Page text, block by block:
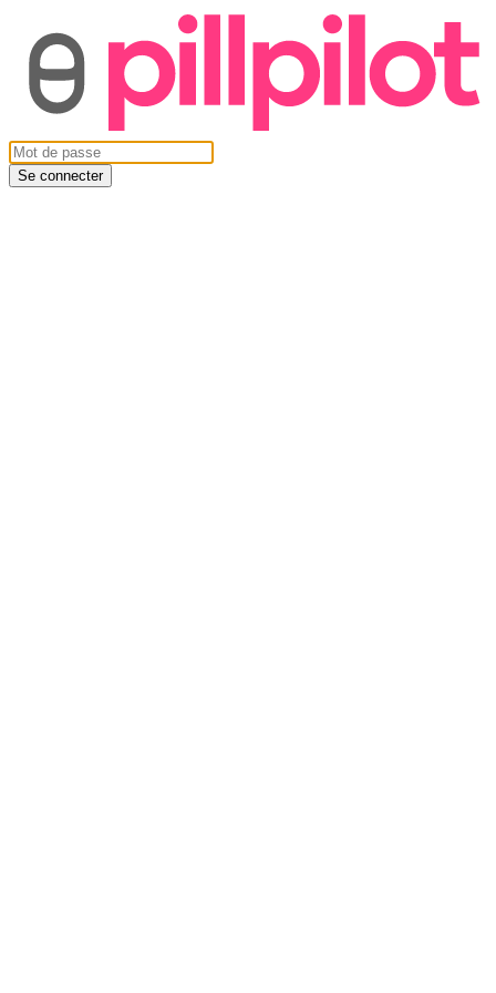
Se connecter